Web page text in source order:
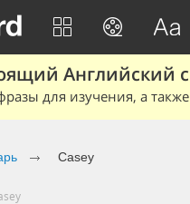
для изучения, а
Casey